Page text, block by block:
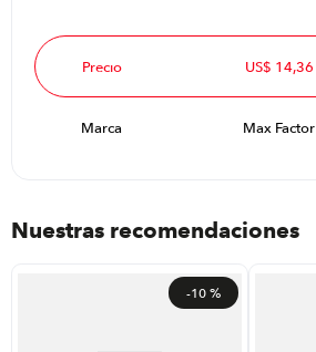
Precio US$ 14,36
Marca Max Factor
Nuestras recomendaciones
-10 %